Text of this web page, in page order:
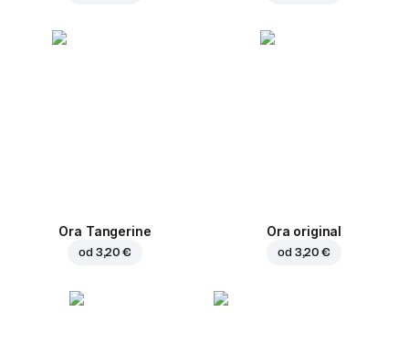
Ora Tangerine
od 3,20 €
Ora original
od 3,20 €